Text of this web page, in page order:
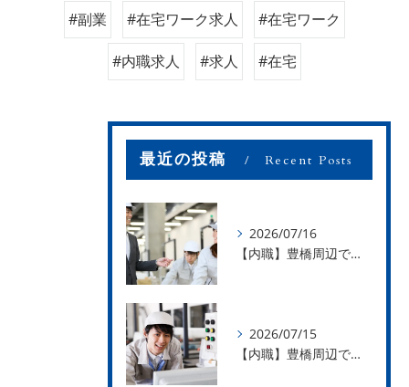
#副業 #在宅ワーク求人 #在宅ワーク
#内職求人 #求人 #在宅
最近の投稿 Recent Posts
2026/07/16
【内職】豊橋周辺で内職のお仕事を探している方募集中！【お仕事の内容】
2026/07/15
【内職】豊橋周辺で内職のお仕事を探している方募集中！【急な学級閉鎖も安心】